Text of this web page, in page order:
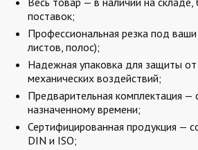
поставок;
Профессиональная резка под
листов, полос);
Надежная упаковка для защиты от
механических воздействий;
Предварительная комплектация —
назначенному времени;
Сертифицированная продукция —
DIN и ISO;